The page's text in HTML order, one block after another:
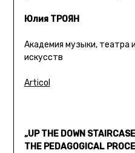
Юлия ТРОЯН
Академия музыки, театра
искусств
Articol
„UP THE DOWN
THE PEDAGOGICAL